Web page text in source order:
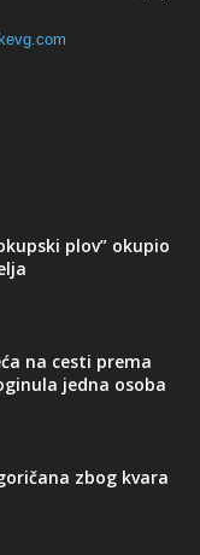
plov” okupio
na cesti prema
jedna osoba
zbog kvara